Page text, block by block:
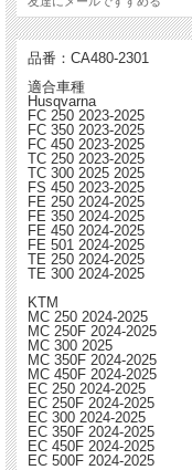
・放熱性の向上
・ノーマルよりも強度が高い
・航空宇宙技術でも使用され
※写真はイメージであり実物
品番：CA480-2301
適合車種
Husqvarna
FC 250 2023-2025
FC 350 2023-2025
FC 450 2023-2025
TC 250 2023-2025
TC 300 2025 2025
FS 450 2023-2025
FE 250 2024-2025
FE 350 2024-2025
FE 450 2024-2025
FE 501 2024-2025
TE 250 2024-2025
TE 300 2024-2025
KTM
MC 250 2024-2025
MC 250F 2024-2025
MC 300 2025
MC 350F 2024-2025
MC 450F 2024-2025
EC 250 2024-2025
EC 250F 2024-2025
EC 300 2024-2025
EC 350F 2024-2025
EC 450F 2024-2025
EC 500F 2024-2025